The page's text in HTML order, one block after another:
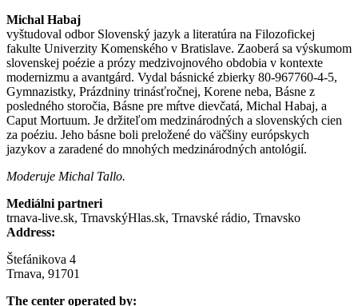
Michal Habaj
vyštudoval odbor Slovenský jazyk a literatúra na Filozofickej
fakulte Univerzity Komenského v Bratislave. Zaoberá sa výskumom
slovenskej poézie a prózy medzivojnového obdobia v kontexte
modernizmu a avantgárd. Vydal básnické zbierky 80-967760-4-5,
Gymnazistky, Prázdniny trinásťročnej, Korene neba, Básne z
posledného storočia, Básne pre mŕtve dievčatá, Michal Habaj, a
Caput Mortuum. Je držiteľom medzinárodných a slovenských cien
za poéziu. Jeho básne boli preložené do väčšiny európskych
jazykov a zaradené do mnohých medzinárodných antológií.
Moderuje Michal Tallo.
Mediálni partneri
trnava-live.sk, TrnavskýHlas.sk, Trnavské rádio, Trnavsko
Address:
Štefánikova 4
Trnava, 91701
The center operated by: